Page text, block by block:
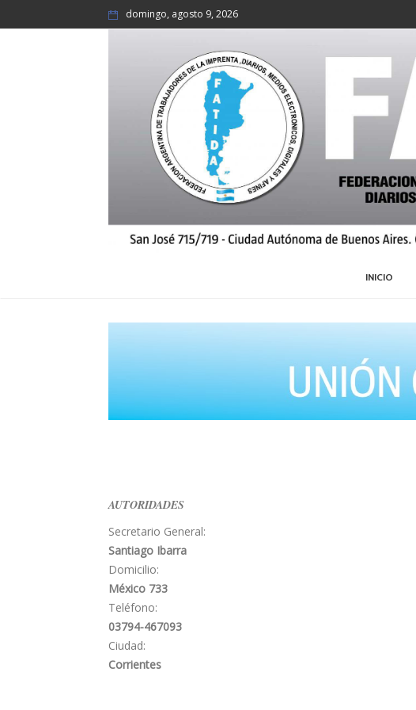
domingo, agosto 9, 2026
INICIO
AUTORIDADES
Secretario General:
Santiago Ibarra
Domicilio:
México 733
Teléfono:
03794-467093
Ciudad:
Corrientes